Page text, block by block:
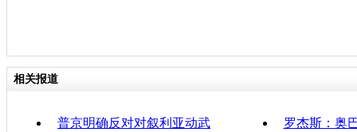
相关报道
普京明确反对对叙利亚动武
罗杰斯：奥